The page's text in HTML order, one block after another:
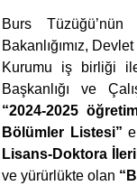
Burs
Bakanlığımız,
Kurumu iş birliği
Başkanlığı ve
“2024-2025
Bölümler Listesi”
Lisans-Doktora
ve yürürlükte olan